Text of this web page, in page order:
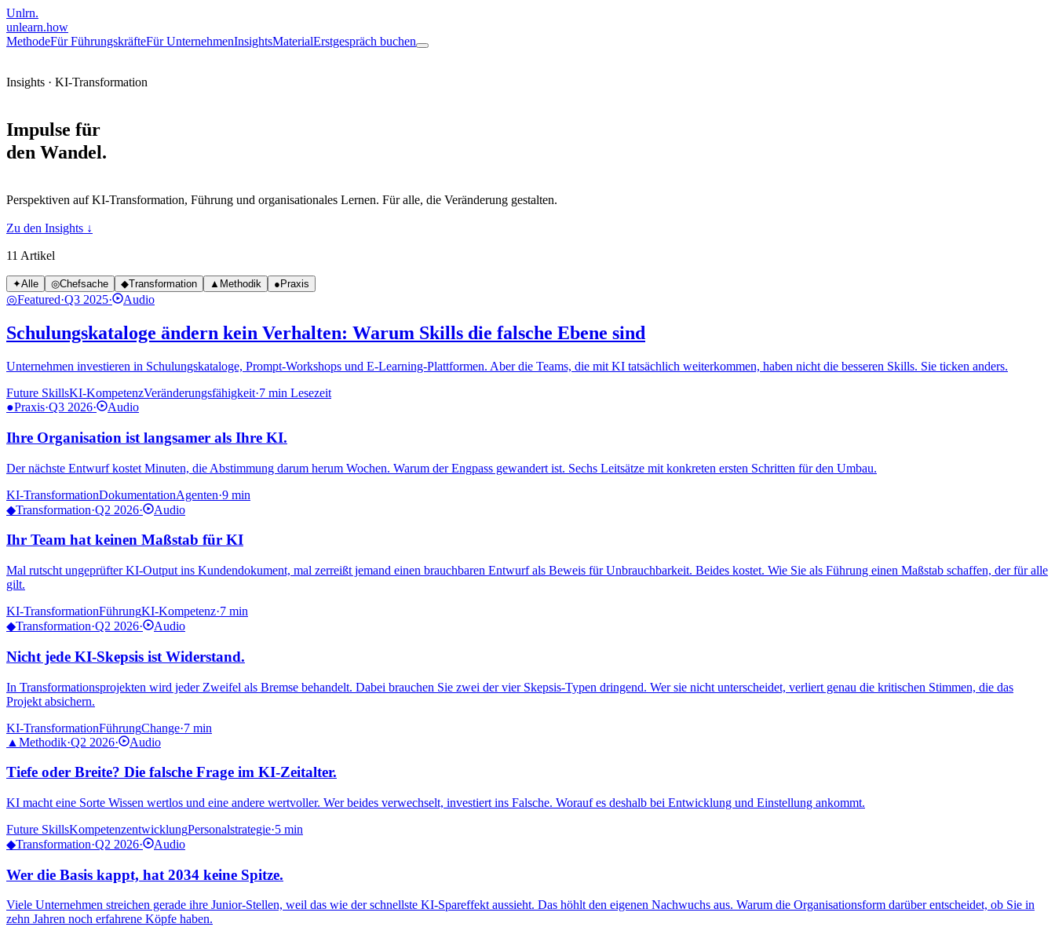
Unlrn.
unlearn.how
MethodeFür FührungskräfteFür UnternehmenInsightsMaterialErstgespräch buchen
Insights · KI-Transformation
Impulse für
den Wandel.
Perspektiven auf KI-Transformation, Führung und organisationales Lernen. Für alle, die Veränderung gestalten.
Zu den Insights ↓
11 Artikel
✦Alle ◎Chefsache ◆Transformation ▲ Methodik ● Praxis
◎Featured·Q3 2025· Audio
Schulungskataloge ändern kein Verhalten: Warum Skills die falsche Ebene sind
Unternehmen investieren in Schulungskataloge, Prompt-Workshops und E-Learning-Plattformen. Aber die Teams, die mit KI tatsächlich weiterkommen, haben nicht die besseren Skills. Sie ticken anders.
Future SkillsKI-KompetenzVeränderungsfähigkeit·7 min Lesezeit
●Praxis·Q3 2026· Audio
Ihre Organisation ist langsamer als Ihre KI.
Der nächste Entwurf kostet Minuten, die Abstimmung darum herum Wochen. Warum der Engpass gewandert ist. Sechs Leitsätze mit konkreten ersten Schritten für den Umbau.
KI-TransformationDokumentationAgenten·9 min
◆Transformation·Q2 2026· Audio
Ihr Team hat keinen Maßstab für KI
Mal rutscht ungeprüfter KI-Output ins Kundendokument, mal zerreißt jemand einen brauchbaren Entwurf als Beweis für Unbrauchbarkeit. Beides kostet. Wie Sie als Führung einen Maßstab schaffen, der für alle
gilt.
KI-TransformationFührungKI-Kompetenz·7 min
◆Transformation·Q2 2026· Audio
Nicht jede KI-Skepsis ist Widerstand.
In Transformationsprojekten wird jeder Zweifel als Bremse behandelt. Dabei brauchen Sie zwei der vier Skepsis-Typen dringend. Wer sie nicht unterscheidet, verliert genau die kritischen Stimmen, die das
Projekt absichern.
KI-TransformationFührungChange·7 min
▲ Methodik·Q2 2026· Audio
Tiefe oder Breite? Die falsche Frage im KI-Zeitalter.
KI macht eine Sorte Wissen wertlos und eine andere wertvoller. Wer beides verwechselt, investiert ins Falsche. Worauf es deshalb bei Entwicklung und Einstellung ankommt.
Future SkillsKompetenzentwicklungPersonalstrategie·5 min
◆Transformation·Q2 2026· Audio
Wer die Basis kappt, hat 2034 keine Spitze.
Viele Unternehmen streichen gerade ihre Junior-Stellen, weil das wie der schnellste KI-Spareffekt aussieht. Das höhlt den eigenen Nachwuchs aus. Warum die Organisationsform darüber entscheidet, ob Sie in
zehn Jahren noch erfahrene Köpfe haben.